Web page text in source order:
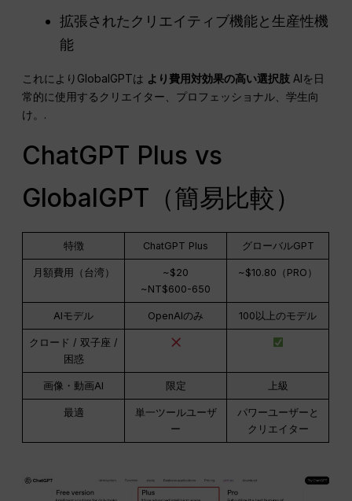
拡張されたクリエイティブ機能と生産性機
能
これによりGlobalGPTは より費用対効果の高い選択肢 AIを日
常的に使用するクリエイター、プロフェッショナル、学生向
け。.
ChatGPT Plus vs
GlobalGPT（簡易比較）
特徴 ChatGPT Plus グローバルGPT
月額費用（台湾）
~$20
~NT$600-650
~$10.80（PRO）
AIモデル OpenAIのみ 100以上のモデル
クロード / 双子座 /
困惑
画像・動画AI 限定 上級
最適
単一ツールユーザ
ー
パワーユーザーと
クリエイター